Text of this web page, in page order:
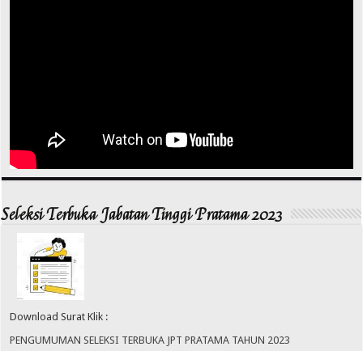
Seleksi Terbuka Jabatan Tinggi Pratama 2023
Download Surat Klik :
PENGUMUMAN SELEKSI TERBUKA JPT PRATAMA TAHUN 2023